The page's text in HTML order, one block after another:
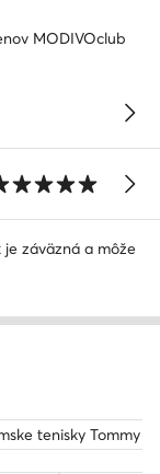
MODIVOclub
záväzná a môže
tenisky Tommy